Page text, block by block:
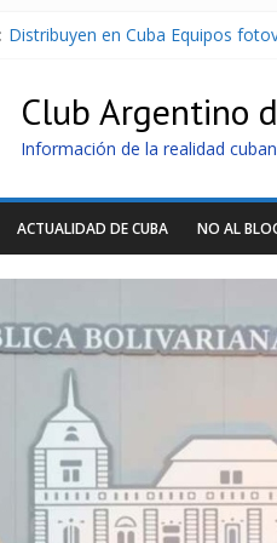
Distribuyen en Cuba Equipos
Nuevas sanciones de EEUU
Brutal represión contra los que
Club Argentino
Información de la realidad
ACTUALIDAD DE CUBA NO AL